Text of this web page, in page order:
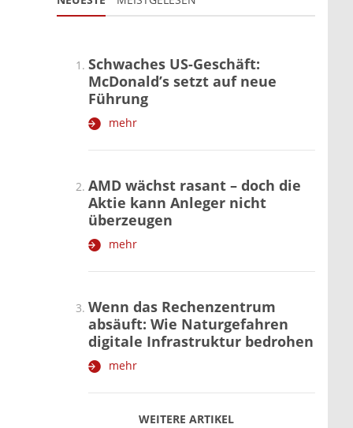
WEITERE ARTIKEL
zurückweiter
Schwaches US-Geschäft:
McDonald’s setzt auf neue
Führung
mehr
AMD wächst rasant – doch die
Aktie kann Anleger nicht
überzeugen
mehr
Wenn das Rechenzentrum
absäuft: Wie Naturgefahren
digitale Infrastruktur bedrohen
mehr